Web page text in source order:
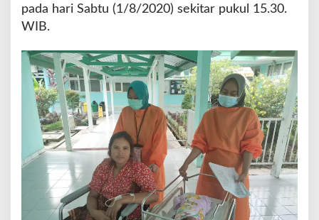
a
l
a
pada hari Sabtu (1/8/2020) sekitar pukul 15.30.
WIB.